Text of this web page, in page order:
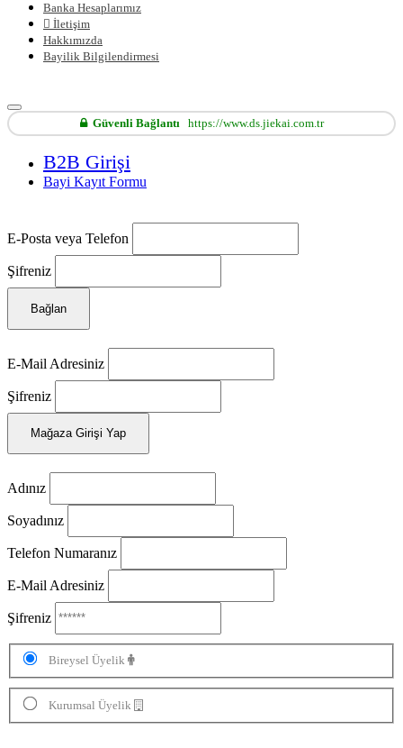
Banka Hesaplarımız
İletişim
Hakkımızda
Bayilik Bilgilendirmesi
Güvenli Bağlantıhttps://www.ds.jiekai.com.tr
B2B Girişi
Bayi Kayıt Formu
E-Posta veya Telefon
Şifreniz
Bağlan
E-Mail Adresiniz
Şifreniz
Mağaza Girişi Yap
Adınız
Soyadınız
Telefon Numaranız
E-Mail Adresiniz
Şifreniz
Bireysel Üyelik
Kurumsal Üyelik